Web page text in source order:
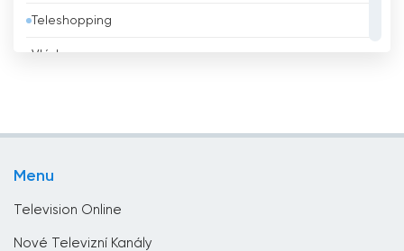
Bolívie
Teleshopping
Vláda
Menu
Television Online
Nové Televizní Kanály